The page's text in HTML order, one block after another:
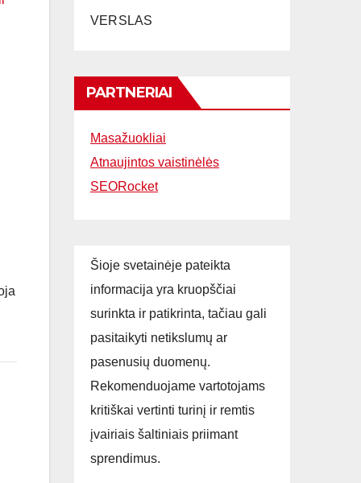
VERSLAS
PARTNERIAI
Masažuokliai
Atnaujintos vaistinėlės
SEORocket
Šioje svetainėje pateikta
informacija yra kruopščiai
surinkta ir patikrinta, tačiau gali
pasitaikyti netikslumų ar
pasenusių duomenų.
Rekomenduojame vartotojams
kritiškai vertinti turinį ir remtis
įvairiais šaltiniais priimant
sprendimus.